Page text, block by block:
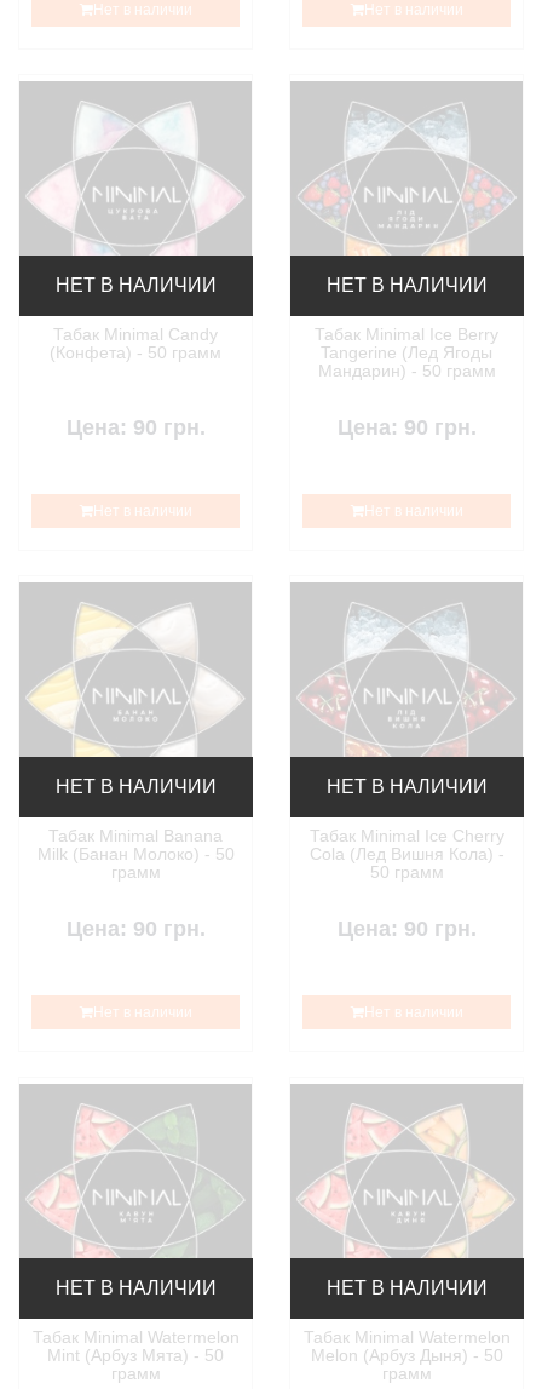
Нет в наличии Нет в наличии
НЕТ В НАЛИЧИИ
Табак Minimal Candy
(Конфета) - 50 грамм
Цена: 90 грн.
Нет в наличии
НЕТ В НАЛИЧИИ
Табак Minimal Ice Berry
Tangerine (Лед Ягоды
Мандарин) - 50 грамм
Цена: 90 грн.
Нет в наличии
НЕТ В НАЛИЧИИ
Табак Minimal Banana
Milk (Банан Молоко) - 50
грамм
Цена: 90 грн.
Нет в наличии
НЕТ В НАЛИЧИИ
Табак Minimal Ice Cherry
Cola (Лед Вишня Кола) -
50 грамм
Цена: 90 грн.
Нет в наличии
НЕТ В НАЛИЧИИ
Табак Minimal Watermelon
Mint (Арбуз Мята) - 50
грамм
НЕТ В НАЛИЧИИ
Табак Minimal Watermelon
Melon (Арбуз Дыня) - 50
грамм